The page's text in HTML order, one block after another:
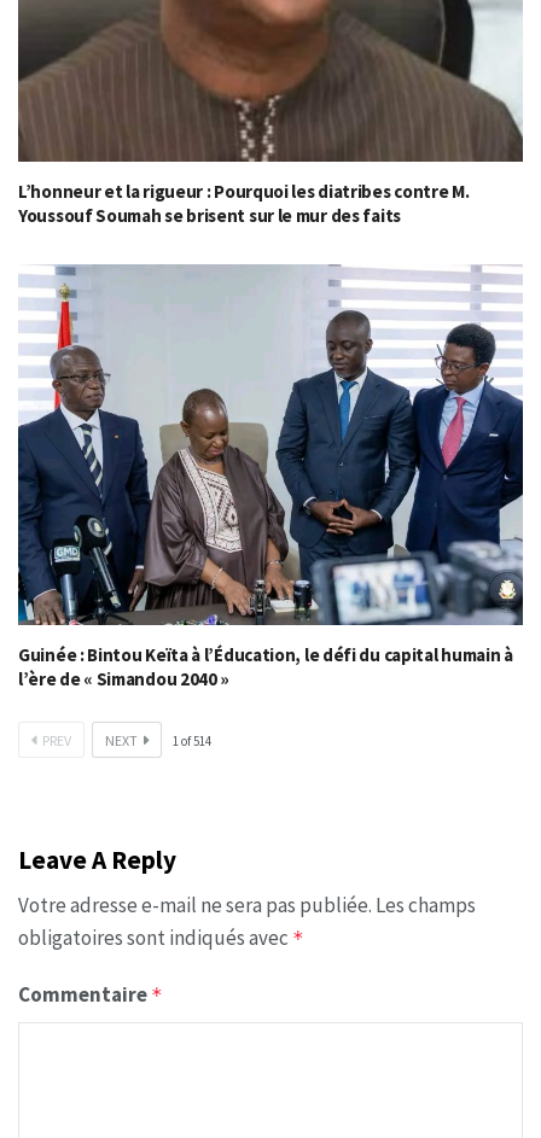
L’honneur et la rigueur : Pourquoi les diatribes contre M.
Youssouf Soumah se brisent sur le mur des faits
Guinée : Bintou Keïta à l’Éducation, le défi du capital humain à
l’ère de « Simandou 2040 »
PREV NEXT 1of514
Leave A Reply
Votre adresse e-mail ne sera pas publiée. Les champs
obligatoires sont indiqués avec *
Commentaire *